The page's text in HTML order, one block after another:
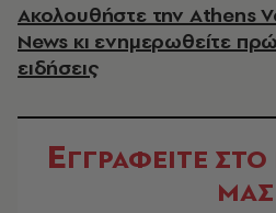
Ακολουθήστε την Athens
News κι ενημερωθείτε
ειδήσεις
ΕΓΓΡΑΦΕΙΤΕ ΣΤΟ
ΜΑΣ